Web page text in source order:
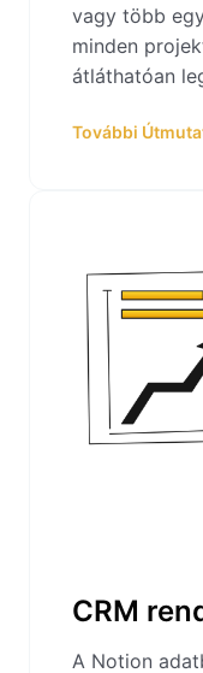
vagy több
minden
átláthatóan
További
CRM
A Notion